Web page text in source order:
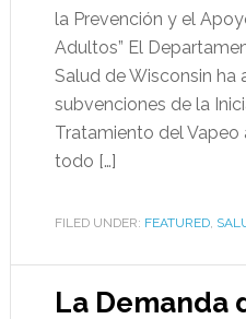
la Prevención y el
Adultos” El
Salud de Wisconsin ha
subvenciones de la
Tratamiento del Vapeo
todo […]
FILED UNDER: FEATURED,
La Demanda